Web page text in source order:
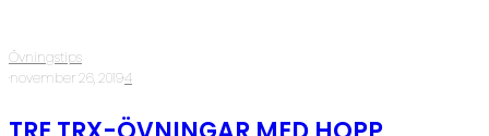
Övningstips
·november 26, 2019·4